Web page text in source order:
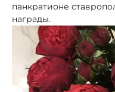
панкратионе
награды.